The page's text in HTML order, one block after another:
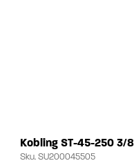
Kobling ST-45-250 3/
Sku.SU200045505